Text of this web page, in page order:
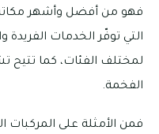
فهو من أفضل وأشهر
التي توفّر الخدمات الفريدة
لمختلف الفئات، كما تتيح
الفخمة.
فمن الأمثلة على المركبات